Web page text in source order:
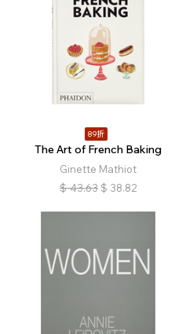
89折
The Art of French Baking
Ginette Mathiot
$ 43.63 $ 38.82